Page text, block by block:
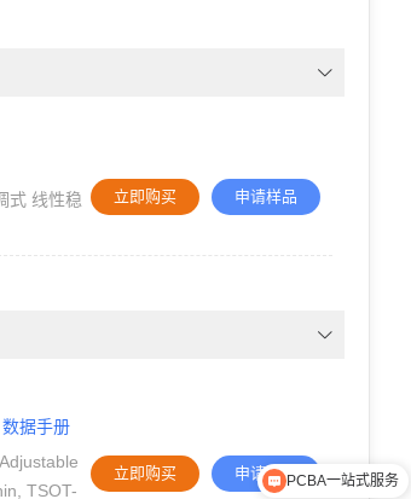
式 线性稳
立即购买 申请样品
数据手册
TSOT-
立即购买 申请样品PCBA一站式服务